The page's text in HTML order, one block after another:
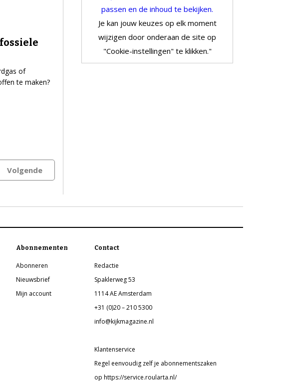
of
te maken?
Volgende
passen en de inhoud te bekijken.
Je kan jouw keuzes op elk moment
wijzigen door onderaan de site op
"Cookie-instellingen" te klikken."
Abonnementen
Abonneren
Nieuwsbrief
Mijn account
Contact
Redactie
Spaklerweg 53
1114 AE Amsterdam
+31 (0)20 – 210 5300
info@kijkmagazine.nl
Klantenservice
Regel eenvoudig zelf je abonnementszaken
op https://service.roularta.nl/